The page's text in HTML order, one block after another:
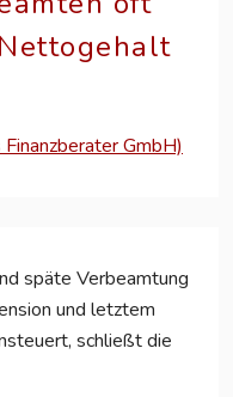
GmbH)
späte Verbeamtung
und letztem
schließt die